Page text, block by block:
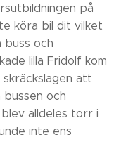
på
köra bil dit vilket
och
lilla Fridolf kom
skräckslagen att
och
alldeles torr i
inte ens